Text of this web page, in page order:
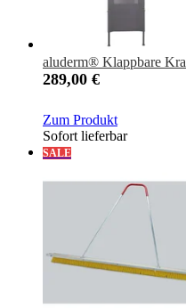
aluderm® Klappbare
289,00 €
Zum Produkt
Sofort lieferbar
SALE